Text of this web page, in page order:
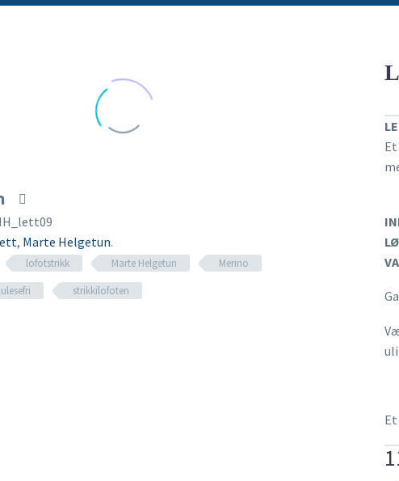
, Marte Helgetun.
lofotstrikk Marte Helgetun
Merino
strikkilofoten